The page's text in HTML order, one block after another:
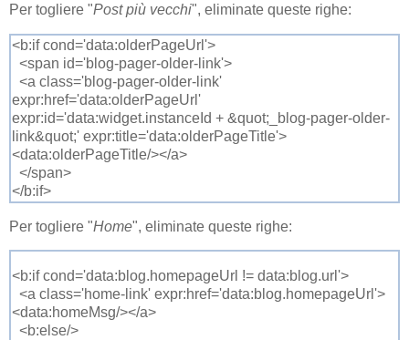
Per togliere "Post più vecchi", eliminate queste righe:
<b:if cond='data:olderPageUrl'>
<span id='blog-pager-older-link'>
<a class='blog-pager-older-link'
expr:href='data:olderPageUrl'
expr:id='data:widget.instanceId + &quot;_blog-pager-older-
link&quot;' expr:title='data:olderPageTitle'>
<data:olderPageTitle/></a>
</span>
</b:if>
Per togliere "Home", eliminate queste righe:
<b:if cond='data:blog.homepageUrl != data:blog.url'>
<a class='home-link' expr:href='data:blog.homepageUrl'>
<data:homeMsg/></a>
<b:else/>